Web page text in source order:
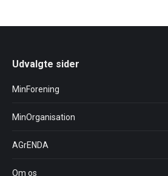
Udvalgte sider
MinForening
MinOrganisation
AGrENDA
Om os